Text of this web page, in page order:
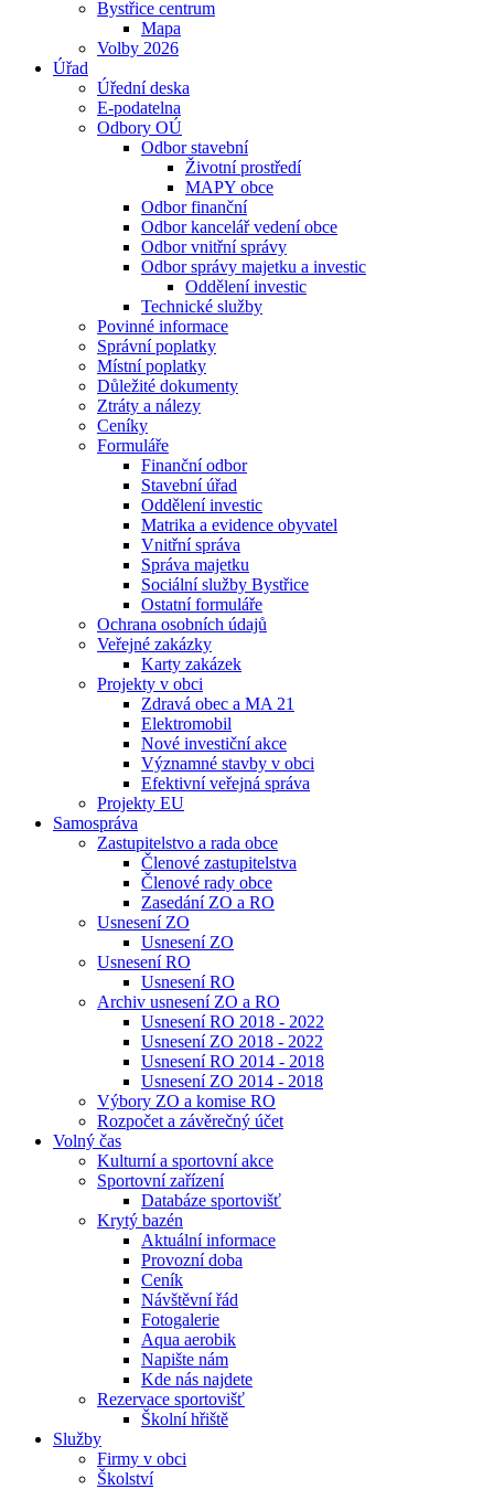
Bystřice centrum
Mapa
Volby 2026
Úřad
Úřední deska
E-podatelna
Odbory OÚ
Odbor stavební
Životní prostředí
MAPY obce
Odbor finanční
Odbor kancelář vedení obce
Odbor vnitřní správy
Odbor správy majetku a investic
Oddělení investic
Technické služby
Povinné informace
Správní poplatky
Místní poplatky
Důležité dokumenty
Ztráty a nálezy
Ceníky
Formuláře
Finanční odbor
Stavební úřad
Oddělení investic
Matrika a evidence obyvatel
Vnitřní správa
Správa majetku
Sociální služby Bystřice
Ostatní formuláře
Ochrana osobních údajů
Veřejné zakázky
Karty zakázek
Projekty v obci
Zdravá obec a MA 21
Elektromobil
Nové investiční akce
Významné stavby v obci
Efektivní veřejná správa
Projekty EU
Samospráva
Zastupitelstvo a rada obce
Členové zastupitelstva
Členové rady obce
Zasedání ZO a RO
Usnesení ZO
Usnesení ZO
Usnesení RO
Usnesení RO
Archiv usnesení ZO a RO
Usnesení RO 2018 - 2022
Usnesení ZO 2018 - 2022
Usnesení RO 2014 - 2018
Usnesení ZO 2014 - 2018
Výbory ZO a komise RO
Rozpočet a závěrečný účet
Volný čas
Kulturní a sportovní akce
Sportovní zařízení
Databáze sportovišť
Krytý bazén
Aktuální informace
Provozní doba
Ceník
Návštěvní řád
Fotogalerie
Aqua aerobik
Napište nám
Kde nás najdete
Rezervace sportovišť
Školní hřiště
Služby
Firmy v obci
Školství